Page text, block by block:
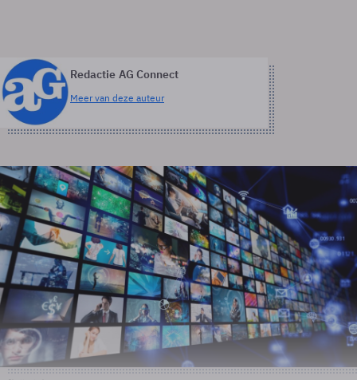
Redactie AG Connect
Meer van deze auteur